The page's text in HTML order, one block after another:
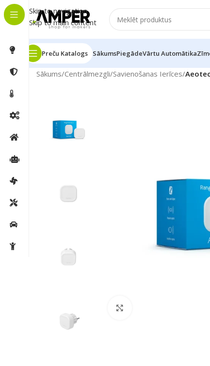
Skip to navigation
Skip to main content
Preču Katalogs SākumsPiegādeVārtu Automātika
Sākums/Centrālmezgli/Savienošanas Ierīces/